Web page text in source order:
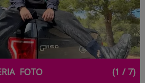
FOTO (1 / 7)